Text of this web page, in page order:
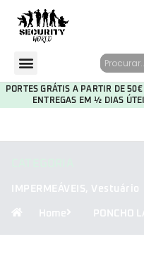
PORTES GRÁTIS A PARTIR DE
ENTREGAS EM ½ DIAS
IMPERMEÁVEIS, Vestuário
Home PONCHO